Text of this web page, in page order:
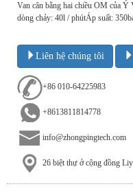
Van cân bằng hai chiều OM của
dòng chảy: 40l / phútÁp suất:
Liên hệ chúng tôi
+86 010-64225983
+8613811814778
info@zhongpingtech.com
26 biệt thự ở cộng đồng